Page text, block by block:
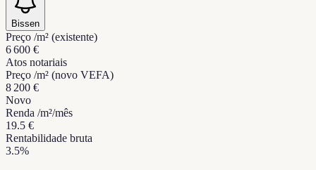
Bissen
Preço /m² (existente)
6 600 €
Atos notariais
Preço /m² (novo VEFA)
8 200 €
Novo
Renda /m²/mês
19.5 €
Rentabilidade bruta
3.5%